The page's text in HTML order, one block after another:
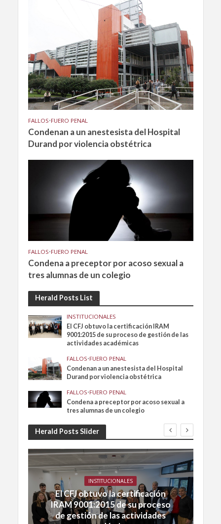
FALLOS•FUERO PENAL
Condenan a un anestesista del Hospital
Durand por violencia obstétrica
FALLOS•FUERO PENAL
Condena a preceptor por acoso sexual a
tres alumnas de un colegio
Herald Posts List
INSTITUCIONALES
El CFJ obtuvo la certificación IRAM
9001:2015 de su proceso de gestión de las
actividades académicas
FALLOS•FUERO PENAL
Condenan a un anestesista del Hospital
Durand por violencia obstétrica
FALLOS•FUERO PENAL
Condena a preceptor por acoso sexual a
tres alumnas de un colegio
Herald Posts Slider
INSTITUCIONALES
El CFJ obtuvo la certificación
IRAM 9001:2015 de su proceso
de gestión de las actividades